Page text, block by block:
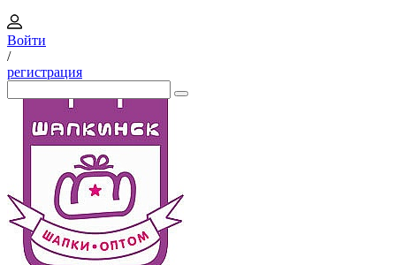
Войти
/
регистрация